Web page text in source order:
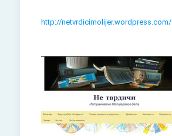
http://netvrdicimolijer.wordpress.com/